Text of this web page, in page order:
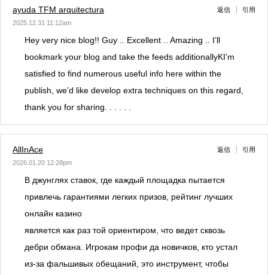
ayuda TFM arquitectura
2025.12.31 11:12am
返信 引用
Hey very nice blog!! Guy .. Excellent .. Amazing .. I’ll
bookmark your blog and take the feeds additionallyKI’m
satisfied to find numerous useful info here within the
publish, we’d like develop extra techniques on this regard,
thank you for sharing. . . . . .
AllInAce
2026.01.20 12:28pm
返信 引用
В джунглях ставок, где каждый площадка пытается
привлечь гарантиями легких призов, рейтинг лучших
онлайн казино
является как раз той ориентиром, что ведет сквозь
дебри обмана. Игрокам профи да новичков, кто устал
из-за фальшивых обещаний, это инструмент, чтобы